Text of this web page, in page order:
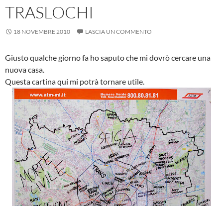
TRASLOCHI
18 NOVEMBRE 2010 LASCIA UN COMMENTO
Giusto qualche giorno fa ho saputo che mi dovrò cercare una
nuova casa.
Questa cartina qui mi potrà tornare utile.